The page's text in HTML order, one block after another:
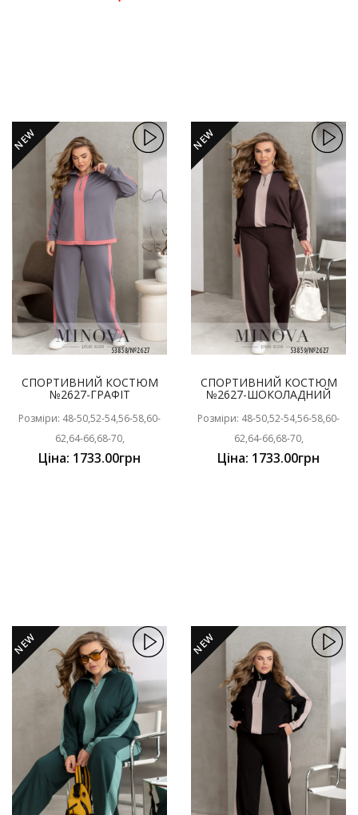
NEW
СПОРТИВНИЙ КОСТЮМ
№2627-ГРАФІТ
Розміри: 48-50,52-54,56-58,60-
62,64-66,68-70,
Ціна: 1733.00грн
NEW
СПОРТИВНИЙ КОСТЮМ
№2627-ШОКОЛАДНИЙ
Розміри: 48-50,52-54,56-58,60-
62,64-66,68-70,
Ціна: 1733.00грн
NEW NEW